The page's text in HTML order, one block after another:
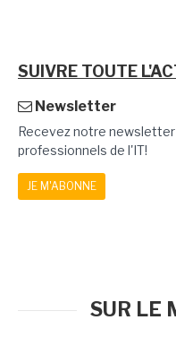
SUIVRE TOUTE
Newsletter
Recevez notre
professionnels de l'IT!
JE M'ABONNE
SUR LE